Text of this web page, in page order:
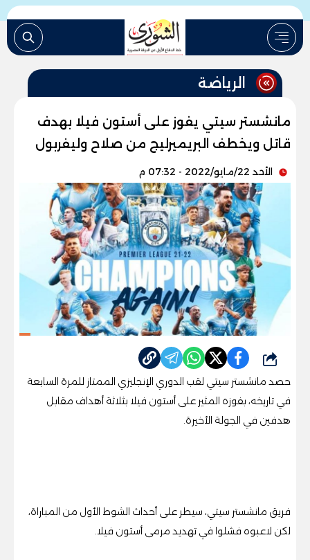
الرياضة
مانشستر سيتي يفوز على أستون فيلا بهدف
قاتل ويخطف البريميرليج من صلاح وليفربول
الأحد 22/مايو/2022 - 07:32 م
شارك
حصد مانشستر سيتي لقب الدوري الإنجليزي الممتاز للمرة السابعة
في تاريخه، بفوزه المثير على أستون فيلا بثلاثة أهداف مقابل
هدفين في الجولة الأخيرة.
فريق مانشستر سيتي، سيطر على أحداث الشوط الأول من المباراة،
لكن لاعبوه فشلوا في تهديد مرمى أستون فيلا.